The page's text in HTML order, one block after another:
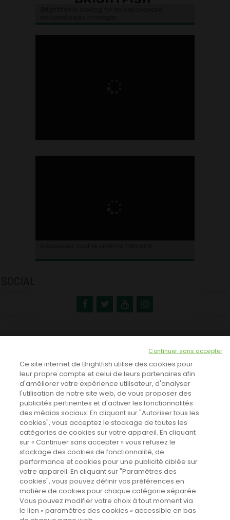
TOUTES LES NEWS
CINEVOX SUR FACEBOOK
Ce site internet de Brightfish utilise des cookies pour
leur propre compte et celui de leurs partenaires afin
d'améliorer votre expérience utilisateur, d'analyser
l'utilisation de notre site web, de vous proposer des
publicités pertinentes et d'activer les fonctionnalités
des médias sociaux. En cliquant sur "Autoriser tous les
cookies", vous acceptez le stockage de toutes les
catégories de cookies sur votre appareil. En cliquant
sur « Continuer sans accepter » vous refusez le
stockage des cookies de fonctionnalité, de
performance et cookies pour une publicité ciblée sur
votre appareil. En cliquant sur "Paramètres des
cookies", vous pouvez définir vos préférences en
matière de cookies pour chaque catégorie séparée.
Vous pouvez modifier votre choix à tout moment via
le lien « paramètres des cookies » accessible en bas
Continuer sans accepter